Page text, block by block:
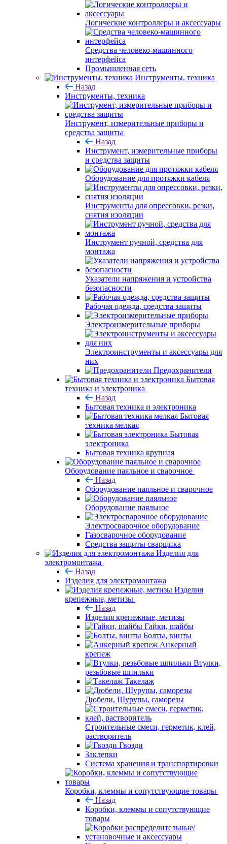
Логические контроллеры и аксессуары
Средства человеко-машинного
интерфейса
Промышленная сеть
Инструменты, техника
Назад
Инструменты, техника
Инструмент, измерительные приборы и
средства защиты
Назад
Инструмент, измерительные приборы
и средства защиты
Оборудование для протяжки кабеля
Инструменты для опрессовки, резки,
снятия изоляции
Инструмент ручной, средства для
монтажа
Указатели напряжения и устройства
безопасности
Рабочая одежда, средства защиты
Электроизмерительные приборы
Электроинструменты и аксессуары для
них
Предохранители
Бытовая
техника и электроника
Назад
Бытовая техника и электроника
Бытовая
техника мелкая
Бытовая
электроника
Бытовая техника крупная
Оборудование паяльное и сварочное
Назад
Оборудование паяльное и сварочное
Оборудование паяльное
Электросварочное оборудование
Газосварочное оборудование
Средства защиты сварщика
Изделия для
электромонтажа
Назад
Изделия для электромонтажа
Изделия
крепежные, метизы
Назад
Изделия крепежные, метизы
Гайки, шайбы
Болты, винты
Анкерный
крепеж
Втулки,
резьбовые шпильки
Такелаж
Дюбели, Шурупы, саморезы
Строительные смеси, герметик, клей,
растворитель
Гвозди
Заклепки
Система хранения и транспортировки
Коробки, клеммы и сопутствующие товары
Назад
Коробки, клеммы и сопутствующие
товары